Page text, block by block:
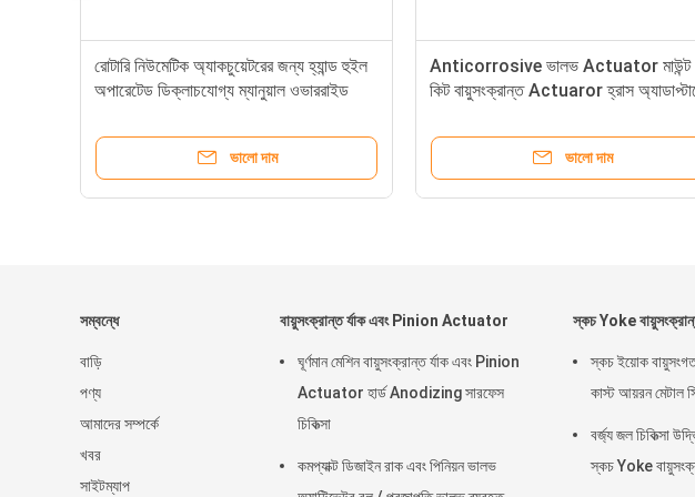
রোটারি নিউমেটিক অ্যাকচুয়েটরের জন্য হ্যান্ড হুইল
অপারেটেড ডিক্লাচযোগ্য ম্যানুয়াল ওভাররাইড
ভালো দাম
Anticorrosive ভালভ Actuator মাউন্ট
কিট বায়ুসংক্রান্ত Actuaror হ্রাস
ভালো দাম
সম্বন্ধে
বাড়ি
পণ্য
আমাদের সম্পর্কে
খবর
সাইটম্যাপ
বায়ুসংক্রান্ত র্যাক এবং Pinion Actuator
ঘূর্ণমান মেশিন বায়ুসংক্রান্ত র্যাক এবং Pinion
Actuator হার্ড Anodizing সারফেস
চিকিত্সা
কমপ্যাক্ট ডিজাইন রাক এবং পিনিয়ন ভালভ
স্কচ Yoke
স্কচ ইয়োক
কাস্ট আয়রন মেটাল
বর্জ্য জল চিকিত্সা
স্কচ Yoke